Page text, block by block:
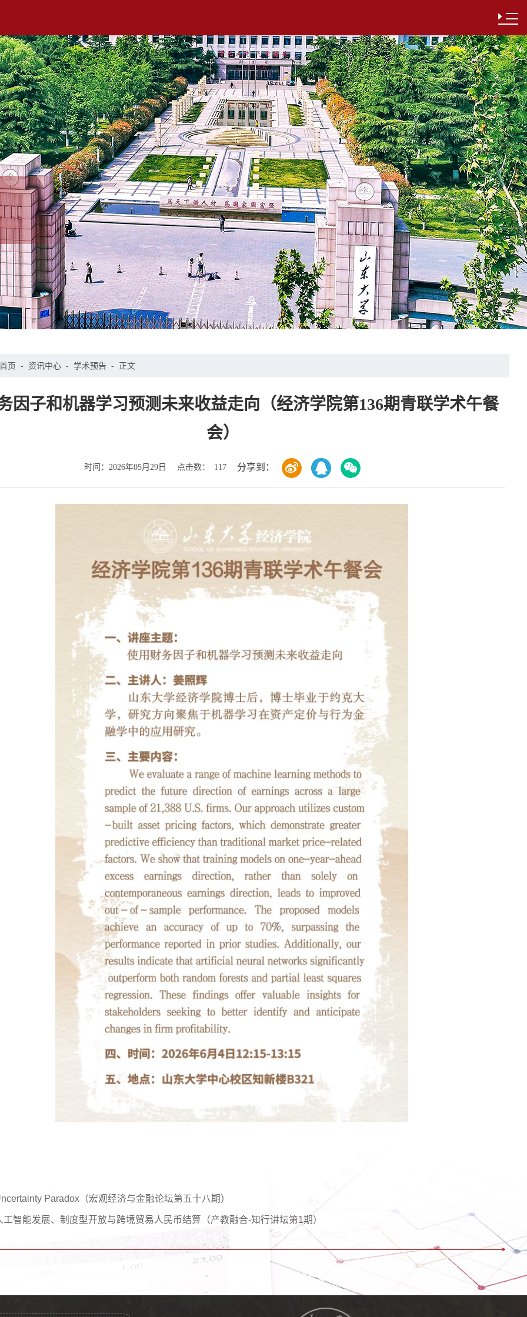
首页 - 资讯中心 - 学术预告 - 正文
因子和机器学习预测未来收益走向（经济学院第136期青联学术午餐
会）
时间： 2026年05月29日 点击数： 117 分享到：
Paradox（宏观经济与金融论坛第五十八期）
工智能发展、制度型开放与跨境贸易人民币结算（产教融合-知行讲坛第1期）